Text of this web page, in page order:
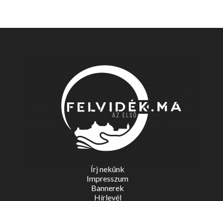
Írj nekünk
Impresszum
Bannerek
Hírlevél